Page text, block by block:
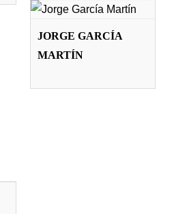
MARTÍN
Profesorado
JORGE GARCÍA
MARTÍN